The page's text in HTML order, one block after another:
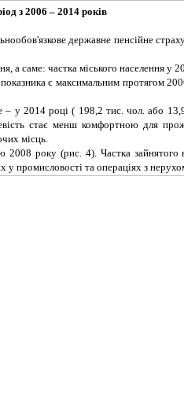
з 2006 – 2014 років
державне пенсійне
а саме: частка міського населення у
є максимальним протягом
у 2014 році ( 198,2 тис. чол. або
стає менш комфортною для
місць.
року (рис. 4). Частка зайнятого
промисловості та операціях з